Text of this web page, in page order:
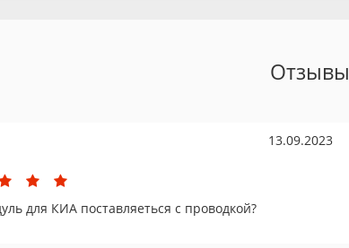
13.09.2023
для КИА поставляеться с проводкой?